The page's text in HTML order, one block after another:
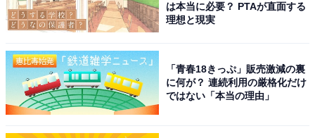
は本当に必要？ PTAが直面する
理想と現実
「青春18きっぷ」販売激減の裏
に何が？ 連続利用の厳格化だけ
ではない「本当の理由」